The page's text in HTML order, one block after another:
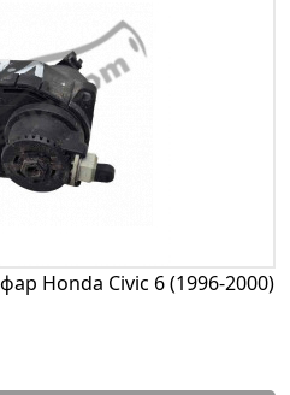
Honda Civic 6 (1996-2000)